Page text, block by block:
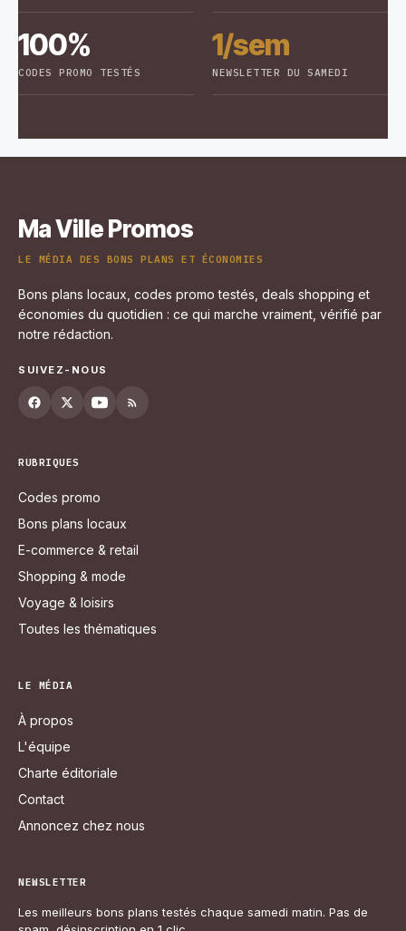
100%
CODES PROMO TESTÉS
1/sem
NEWSLETTER DU SAMEDI
Ma Ville Promos
LE MÉDIA DES BONS PLANS ET ÉCONOMIES
Bons plans locaux, codes promo testés, deals shopping et
économies du quotidien : ce qui marche vraiment, vérifié par
notre rédaction.
SUIVEZ-NOUS
RUBRIQUES
Codes promo
Bons plans locaux
E-commerce & retail
Shopping & mode
Voyage & loisirs
Toutes les thématiques
LE MÉDIA
À propos
L'équipe
Charte éditoriale
Contact
Annoncez chez nous
NEWSLETTER
Les meilleurs bons plans testés chaque samedi matin. Pas de